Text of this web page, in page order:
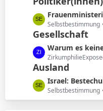
e
i
r
ä
g
e
e
B
e
i
r
ä
g
e
L
e
t
z
t
e
e
Frauenministerin Karin Prien:
Selbstbestimmung
Gesellschaft
L
e
t
z
t
e
Warum es keinen
Ausland
L
e
t
Israel:
Selbstbestimmung